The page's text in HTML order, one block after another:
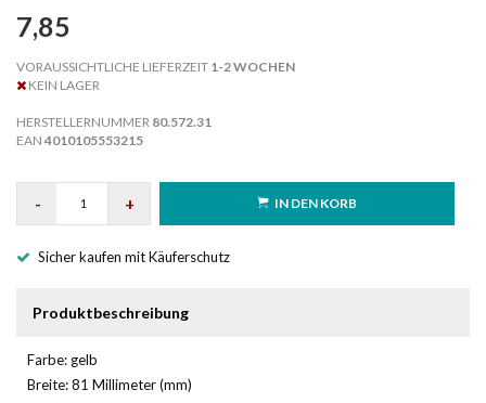
7,85
VORAUSSICHTLICHE LIEFERZEIT 1-2 WOCHEN
KEIN LAGER
HERSTELLERNUMMER 80.572.31
EAN 4010105553215
- + IN DEN KORB
Sicher kaufen mit Käuferschutz
Produktbeschreibung
Farbe: gelb
Breite: 81 Millimeter (mm)